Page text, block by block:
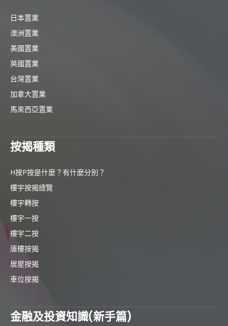
日本置業
澳洲置業
美國置業
英國置業
台灣置業
加拿大置業
馬來西亞置業
按揭種類
H按P按是什麼？有什麼分別？
樓宇按揭總覽
樓宇轉按
樓宇一按
樓宇二按
唐樓按揭
居屋按揭
車位按揭
金融及投資知識(新手篇)